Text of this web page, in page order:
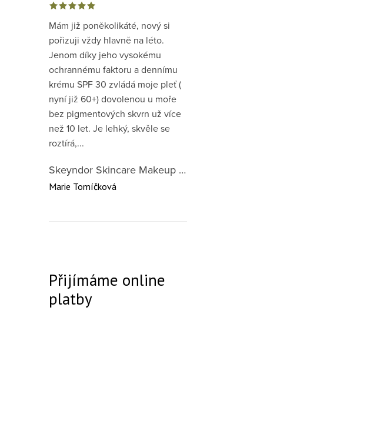
Mám již poněkolikáté, nový si
pořizuji vždy hlavně na léto.
Jenom díky jeho vysokému
ochrannému faktoru a dennímu
krému SPF 30 zvládá moje pleť (
nyní již 60+) dovolenou u moře
bez pigmentových skvrn už více
než 10 let. Je lehký, skvěle se
roztírá,...
Skeyndor Skincare Makeup DD Cream SPF50 – lehký tónovací krém pro všechny typy pleti 40 ml
Marie Tomíčková
Přijímáme online
platby